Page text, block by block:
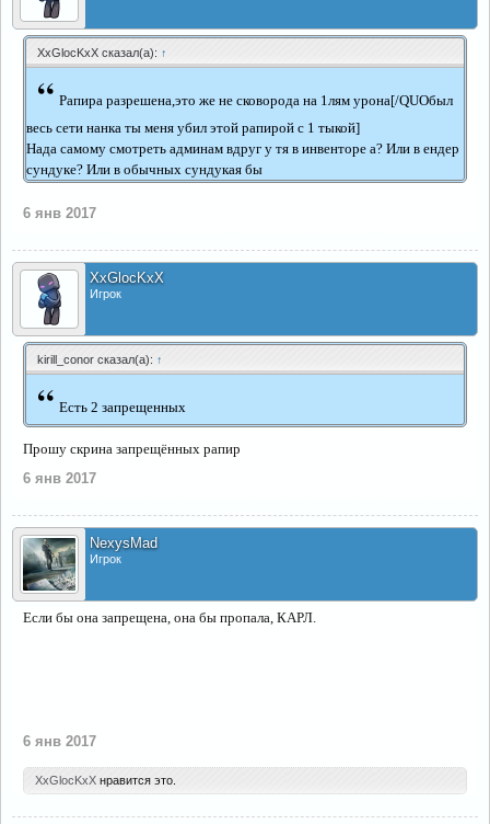
XxGlocKxX сказал(а): ↑
“ Рапира разрешена,это же не сковорода на 1лям урона[/QUOбыл
весь сети нанка ты меня убил этой рапирой с 1 тыкой]
Нада самому смотреть админам вдруг у тя в инвенторе а? Или в ендер
сундуке? Или в обычных сундукая бы
6 янв 2017
XxGlocKxX
Игрок
kirill_conor сказал(а): ↑
“ Есть 2 запрещенных
Прошу скрина запрещённых рапир
6 янв 2017
NexysMad
Игрок
Если бы она запрещена, она бы пропала, КАРЛ.
6 янв 2017
XxGlocKxX нравится это.